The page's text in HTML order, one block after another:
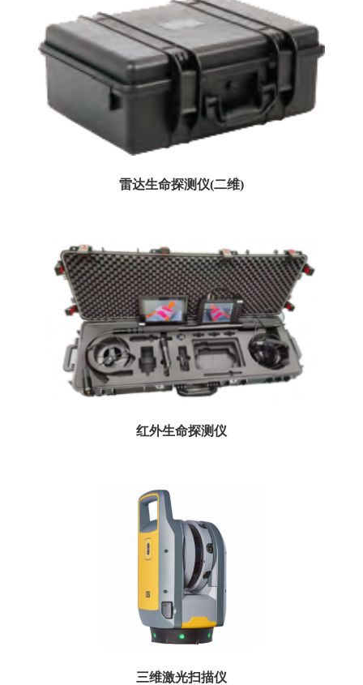
雷达生命探测仪(二维)
红外生命探测仪
构中的幸存者...
三维激光扫描仪